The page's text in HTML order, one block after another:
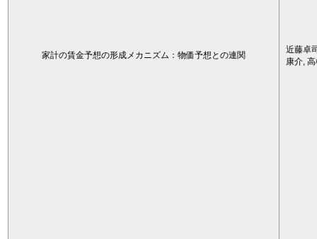
家計の賃金予想の形成メカニズム：物価予想との連関
近藤卓
康介,